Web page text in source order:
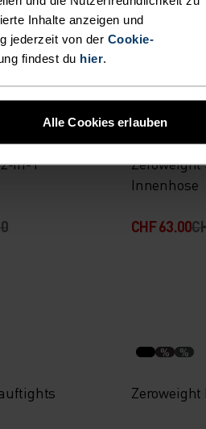
Inhalte anzeigen und
jederzeit von der Cookie-
findest du hier.
Alle Cookies erlauben
In-1
% %
Innenhose
CHF 63.00
% %